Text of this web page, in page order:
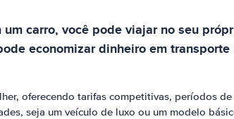
carro, você pode viajar no seu
economizar dinheiro em
oferecendo tarifas competitivas, períodos
seja um veículo de luxo ou um modelo